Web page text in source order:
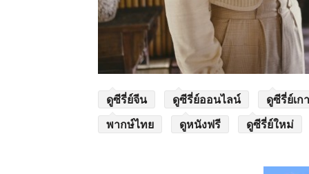
ดูซีรี่ย์จีน ดูซีรี่ย์ออนไลน์
ดูซีรี่ย์เก
พากษ์ไทย
ดูหนังฟรี ดูซีรี่ย์ใหม่